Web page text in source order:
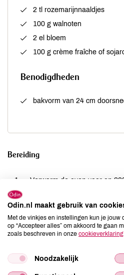
2 tl rozemarijnnaaldjes
100 g walnoten
2 el bloem
100 g crème fraîche of
Benodigdheden
bakvorm van 24 cm
Bereiding
Verwarm de oven voor op
ringen, de wortel en
Kook de knolselderij en
een bouillonblokje beetgaar.
Bak de champignons met de
rozemarijn in wat olijfolie snel
Odin.nl maakt gebruik van
Met de vinkjes en instellingen kun je
op “Accepteer alles” om akkoord te gaan
zoals beschreven in onze cookieverklaring
Noodzakelijk